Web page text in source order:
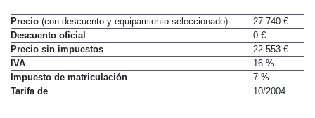
Precio (con descuento y equipamiento seleccionado)
27.740 €
Descuento oficial
0 €
Precio sin impuestos
22.553 €
IVA
16 %
Impuesto de matriculación
7 %
Tarifa de
10/2004